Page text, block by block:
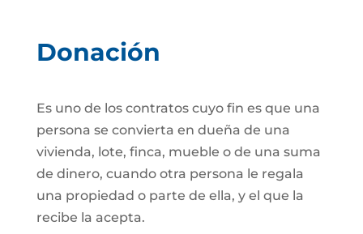
Donación
Es uno de los contratos cuyo fin es que una
persona se convierta en dueña de una
vivienda, lote, finca, mueble o de una suma
de dinero, cuando otra persona le regala
una propiedad o parte de ella, y el que la
recibe la acepta.